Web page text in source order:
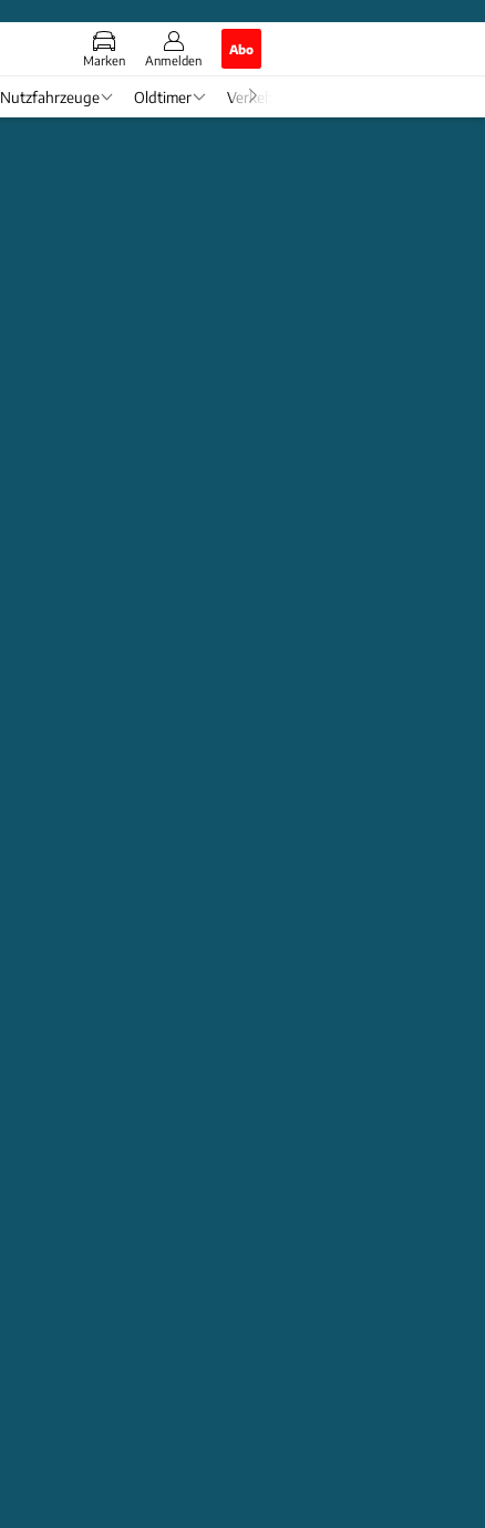
Marken Anmelden
Abo
Nutzfahrzeuge Oldtimer Verkehr